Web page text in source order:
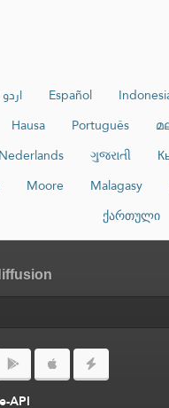
اردو Español
Hausa Português
Nederlands ગુજરાતી
Moore Malagasy
ქართული
API